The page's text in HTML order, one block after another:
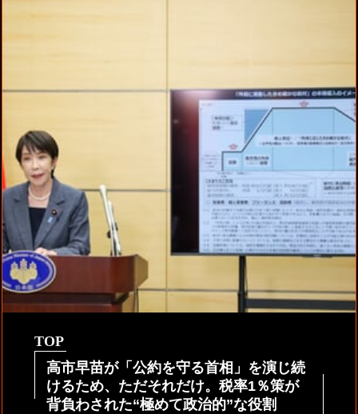
TOP
高市早苗が「公約を守る首相」を演じ続
けるため、ただそれだけ。税率1％策が
背負わされた“極めて政治的”な役割